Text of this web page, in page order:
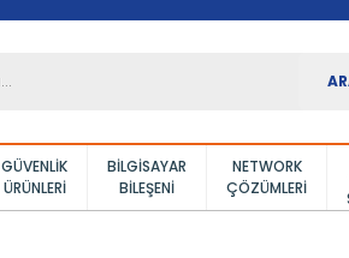
GÜVENLIK
ÜRÜNLERI
BILGISAYAR
BILEŞENI
NETWORK
ÇÖZÜMLERI